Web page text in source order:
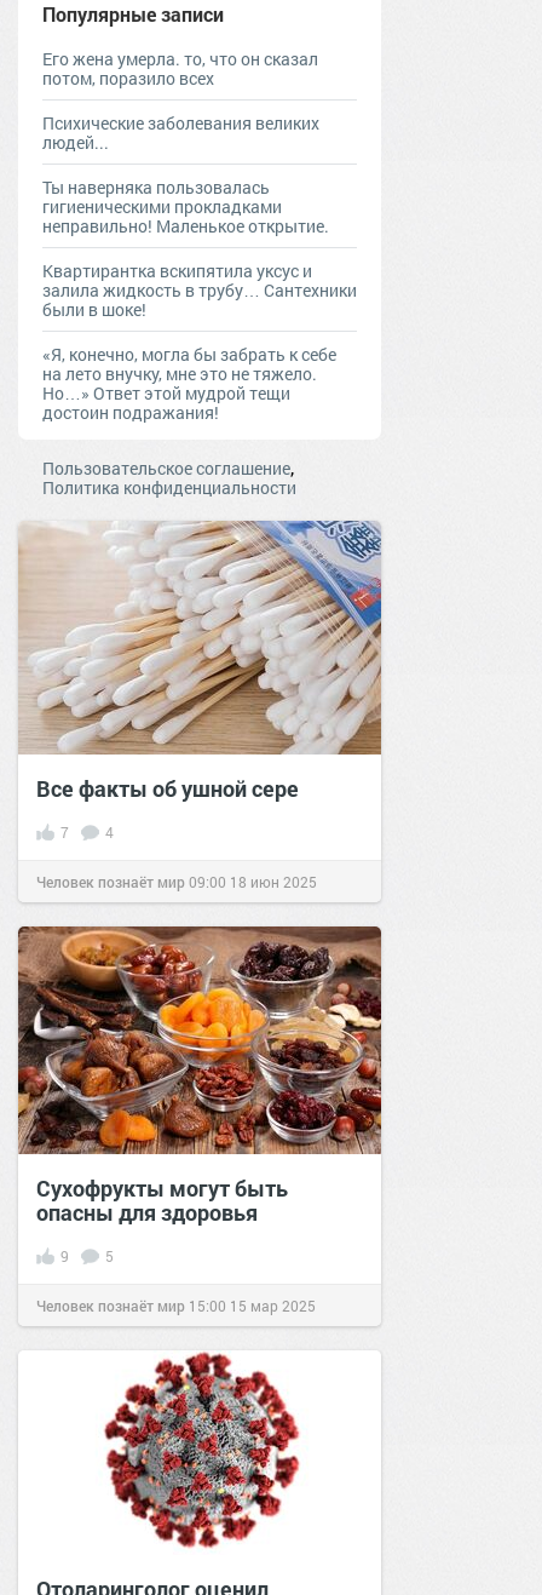
Популярные записи
Его жена умерла. то, что он сказал
потом, поразило всех
Психические заболевания великих
людей...
Ты наверняка пользовалась
гигиеническими прокладками
неправильно! Маленькое открытие.
Квартирантка вскипятила уксус и
залила жидкость в трубу… Сантехники
были в шоке!
«Я, конечно, могла бы забрать к себе
на лето внучку, мне это не тяжело.
Но…» Ответ этой мудрой тещи
достоин подражания!
Пользовательское соглашение,
Политика конфиденциальности
Все факты об ушной сере
7 4
Человек познаёт мир09:00 18 июн 2025
Сухофрукты могут быть
опасны для здоровья
9 5
Человек познаёт мир 15:00 15 мар 2025
Отоларинголог оценил